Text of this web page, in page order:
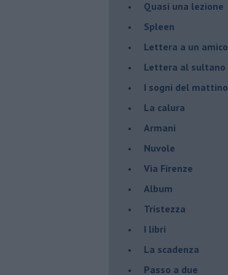
Quasi una lezione
Spleen
Lettera a un amico
Lettera al sultano
I sogni del mattino
La calura
Armani
Nuvole
Via Firenze
Album
Tristezza
I libri
La scadenza
Passo a due